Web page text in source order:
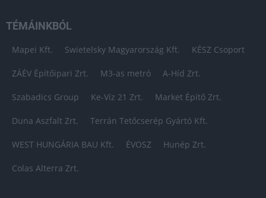
TÉMÁINKBÓL
Mapei Kft. Swietelsky Magyarország Kft. KÉSZ Csoport
ZÁÉV Építőipari Zrt. M3-as metró A-Híd Zrt.
Szabadics Group Ke-Víz 21 Zrt. Market Építő Zrt.
Duna Aszfalt Zrt. Terrán Tetőcserép Gyártó Kft.
WEST HUNGÁRIA BAU Kft. ÉVOSZ Hunép Zrt.
Colas Alterra Zrt.